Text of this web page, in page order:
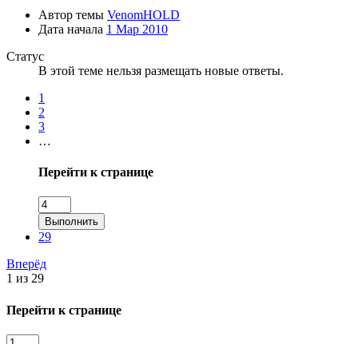
Автор темы VenomHOLD
Дата начала 1 Мар 2010
Статус
В этой теме нельзя размещать новые ответы.
1
2
3
…
Перейти к странице
Выполнить
29
Вперёд
1 из 29
Перейти к странице